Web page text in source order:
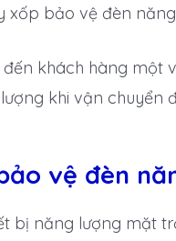
xốp bảo vệ đèn
đến khách hàng
khi vận chuyển
vệ đèn
bị năng lượng mặt